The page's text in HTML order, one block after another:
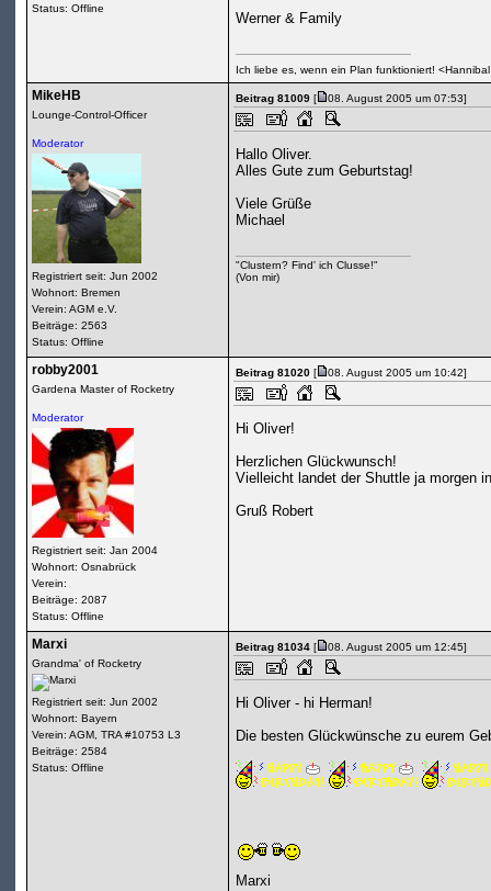
Status: Offline
Werner & Family
Ich liebe es, wenn ein Plan funktioniert!
MikeHB
Lounge-Control-Officer
Moderator
Registriert seit: Jun 2002
Wohnort: Bremen
Verein: AGM e.V.
Beiträge: 2563
Status: Offline
Beitrag 81009[ 08. August 2005 um 07:53]
Hallo Oliver.
Alles Gute zum Geburtstag!
Viele Grüße
Michael
"Clustern? Find' ich Clusse!"
(Von mir)
robby2001
Gardena Master of Rocketry
Moderator
Registriert seit: Jan 2004
Wohnort: Osnabrück
Verein:
Beiträge: 2087
Status: Offline
Beitrag 81020[ 08. August 2005 um 10:42]
Hi Oliver!
Herzlichen Glückwunsch!
Vielleicht landet der Shuttle ja morgen
Gruß Robert
Marxi
Grandma' of Rocketry
Registriert seit: Jun 2002
Wohnort: Bayern
Verein: AGM, TRA #10753 L3
Beiträge: 2584
Status: Offline
Beitrag 81034[ 08. August 2005 um 12:45]
Hi Oliver - hi Herman!
Die besten Glückwünsche zu eurem
Marxi